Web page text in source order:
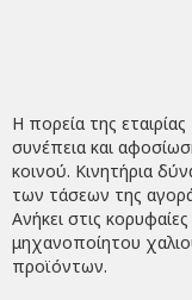
Η πορεία της
συνέπεια και
κοινού. Κινητήρια
των τάσεων της
Ανήκει στις
μηχανοποίητου
προϊόντων.